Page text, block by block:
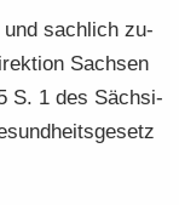
und sach­lich zu­
Sach­sen
S. 1 des Säch­si­